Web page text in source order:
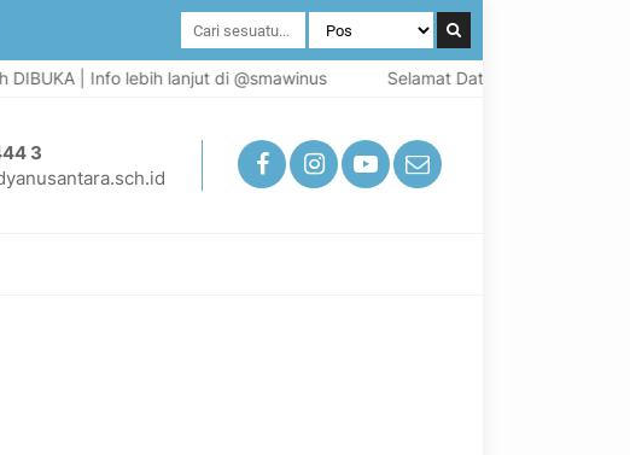
| Info lebih lanjut di @smawinus Selamat Datang di Situs resmi
3